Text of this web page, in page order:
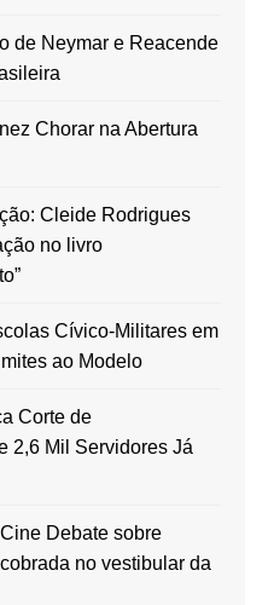
de Neymar e Reacende
Chorar na Abertura
Cleide Rodrigues
no livro
Cívico-Militares em
ao Modelo
Corte de
2,6 Mil Servidores Já
Debate sobre
no vestibular da